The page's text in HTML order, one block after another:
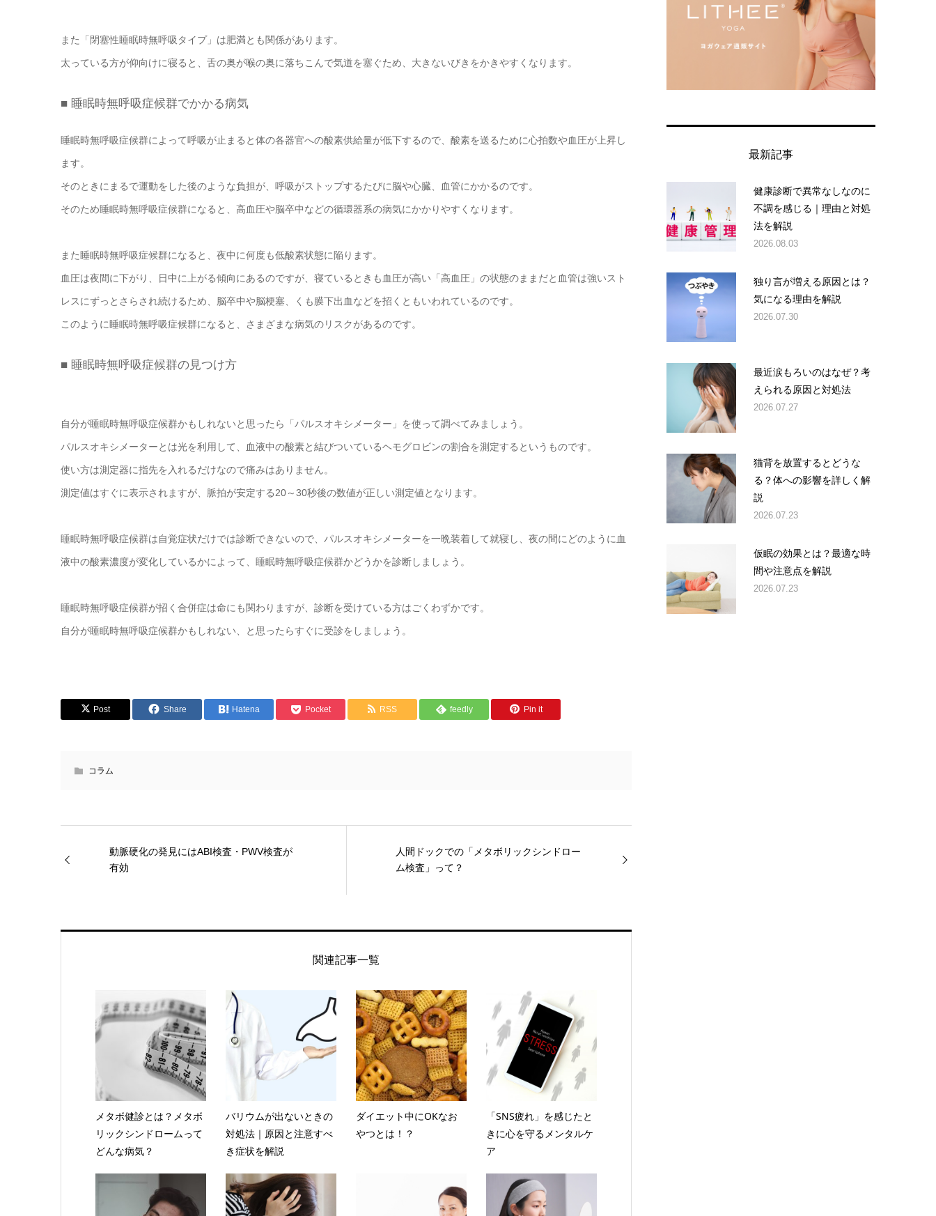
また「閉塞性睡眠時無呼吸タイプ」は肥満とも関係があります。
太っている方が仰向けに寝ると、舌の奥が喉の奥に落ちこんで気道を塞ぐため、大きないびきをかきやすくなります。
■ 睡眠時無呼吸症候群でかかる病気
睡眠時無呼吸症候群によって呼吸が止まると体の各器官への酸素供給量が低下するので、酸素を送るために心拍数や血圧が上昇し
ます。
そのときにまるで運動をした後のような負担が、呼吸がストップするたびに脳や心臓、血管にかかるのです。
そのため睡眠時無呼吸症候群になると、高血圧や脳卒中などの循環器系の病気にかかりやすくなります。
また睡眠時無呼吸症候群になると、夜中に何度も低酸素状態に陥ります。
血圧は夜間に下がり、日中に上がる傾向にあるのですが、寝ているときも血圧が高い「高血圧」の状態のままだと血管は強いスト
レスにずっとさらされ続けるため、脳卒中や脳梗塞、くも膜下出血などを招くともいわれているのです。
このように睡眠時無呼吸症候群になると、さまざまな病気のリスクがあるのです。
■ 睡眠時無呼吸症候群の見つけ方
自分が睡眠時無呼吸症候群かもしれないと思ったら「パルスオキシメーター」を使って調べてみましょう。
パルスオキシメーターとは光を利用して、血液中の酸素と結びついているヘモグロビンの割合を測定するというものです。
使い方は測定器に指先を入れるだけなので痛みはありません。
測定値はすぐに表示されますが、脈拍が安定する20～30秒後の数値が正しい測定値となります。
睡眠時無呼吸症候群は自覚症状だけでは診断できないので、パルスオキシメーターを一晩装着して就寝し、夜の間にどのように血
液中の酸素濃度が変化しているかによって、睡眠時無呼吸症候群かどうかを診断しましょう。
睡眠時無呼吸症候群が招く合併症は命にも関わりますが、診断を受けている方はごくわずかです。
自分が睡眠時無呼吸症候群かもしれない、と思ったらすぐに受診をしましょう。
Post Share Hatena Pocket RSS feedly Pin it
コラム
動脈硬化の発見にはABI検査・PWV検査が
有効
人間ドックでの「メタボリックシンドロー
ム検査」って？
関連記事一覧
メタボ健診とは？メタボ
リックシンドロームって
どんな病気？
バリウムが出ないときの
対処法｜原因と注意すべ
き症状を解説
ダイエット中にOKなお
やつとは！？
「SNS疲れ」を感じたと
きに心を守るメンタルケ
ア
最新記事
健康診断で異常なしなのに
不調を感じる｜理由と対処
法を解説
2026.08.03
独り言が増える原因とは？
気になる理由を解説
2026.07.30
最近涙もろいのはなぜ？考
えられる原因と対処法
2026.07.27
猫背を放置するとどうな
る？体への影響を詳しく解
説
2026.07.23
仮眠の効果とは？最適な時
間や注意点を解説
2026.07.23